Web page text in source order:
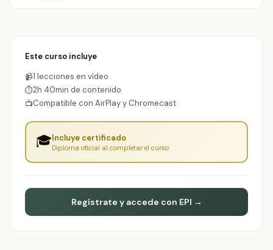
Este curso incluye
📹1 lecciones en vídeo
⏱2h 40min de contenido
📺Compatible con AirPlay y Chromecast
🎓Incluye certificado
Diploma oficial al completar el curso
Regístrate y accede con EPI →